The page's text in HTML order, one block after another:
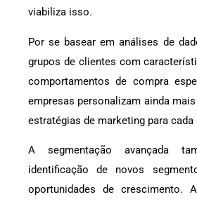
viabiliza isso.
Por se basear em análises de
grupos de clientes com
comportamentos de compra
empresas personalizam ainda
estratégias de marketing para cada
A segmentação avançada
identificação de novos
oportunidades de crescimento.